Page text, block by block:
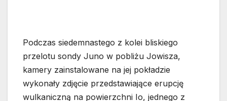
Podczas siedemnastego z kolei bliskiego
przelotu sondy Juno w pobliżu Jowisza,
kamery zainstalowane na jej pokładzie
wykonały zdjęcie przedstawiające erupcję
wulkaniczną na powierzchni Io, jednego z